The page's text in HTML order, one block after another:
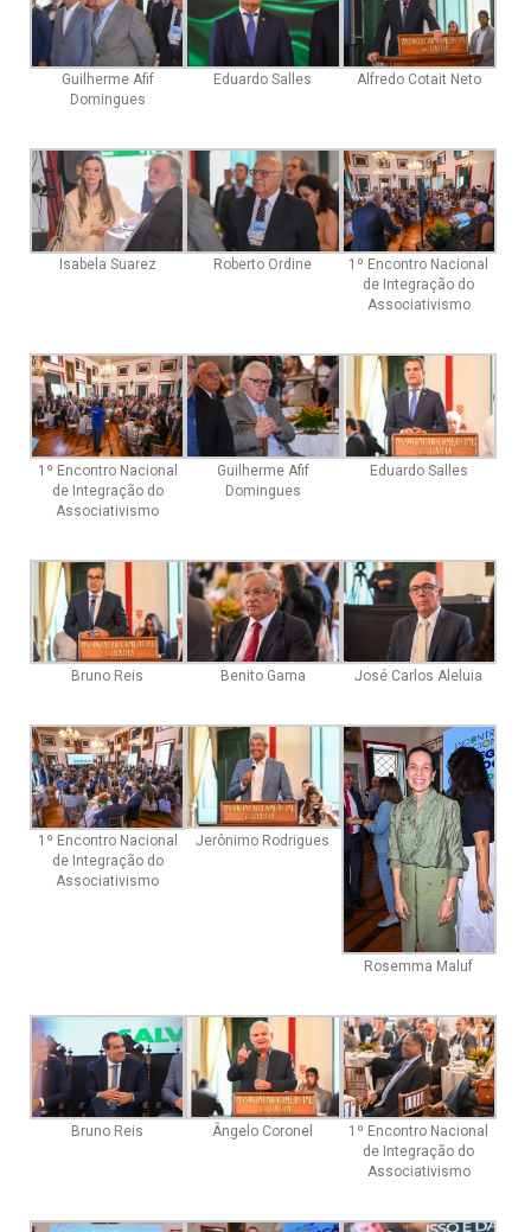
Guilherme Afif
Domingues
Eduardo Salles Alfredo Cotait Neto
Isabela Suarez Roberto Ordine
1º Encontro Nacional
de Integração do
Associativismo
1º Encontro Nacional
de Integração do
Associativismo
Guilherme Afif
Domingues
Eduardo Salles
Bruno Reis Benito Gama José Carlos Aleluia
1º Encontro Nacional
de Integração do
Associativismo
Jerônimo Rodrigues
Rosemma Maluf
Bruno Reis Ângelo Coronel
1º Encontro Nacional
de Integração do
Associativismo